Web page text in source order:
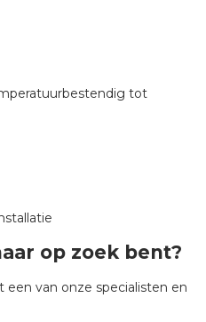
tot
op zoek bent?
van onze specialisten en